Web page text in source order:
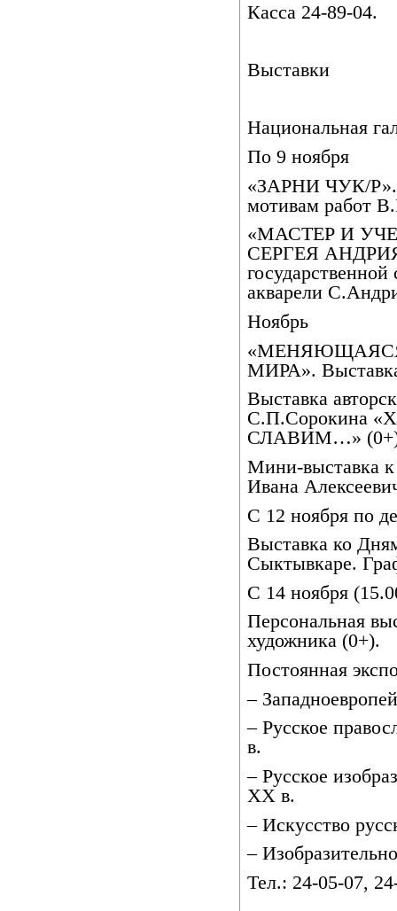
Касса 24-89-04.
Выставки
Национальная
По 9 ноября
«ЗАРНИ ЧУК/Р».
мотивам работ
«МАСТЕР И
СЕРГЕЯ
акварели
Ноябрь
МИРА».
Выставка
С.П.Сорокина
СЛАВИМ…»
Мини-выставка
Ивана
С 12 ноября по
Выставка ко
Сыктывкаре.
С 14 ноября
Персональная
художника (0+).
Постоянная
–
– Русское
в.
– Русское
XX в.
– Искусство
–
Тел.: 24-05-07,